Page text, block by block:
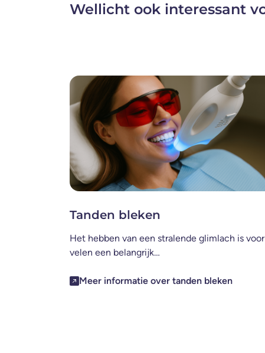
Wellicht ook interessant
Tanden bleken
Het hebben van een stralende glimlach is voor
velen een belangrijk…
Meer informatie over tanden bleken